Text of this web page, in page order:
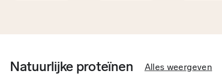
Natuurlijke proteïnen Alles weergeven